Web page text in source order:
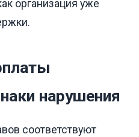
организация уже
нарушения
соответствуют